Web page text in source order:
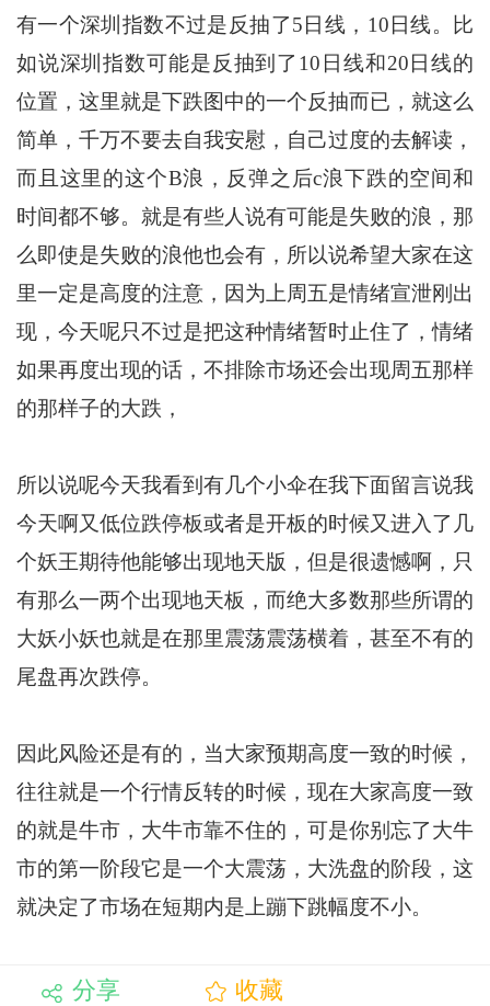
有一个深圳指数不过是反抽了5日线，10日线。比
如说深圳指数可能是反抽到了10日线和20日线的
位置，这里就是下跌图中的一个反抽而已，就这么
简单，千万不要去自我安慰，自己过度的去解读，
而且这里的这个B浪，反弹之后c浪下跌的空间和
时间都不够。就是有些人说有可能是失败的浪，那
么即使是失败的浪他也会有，所以说希望大家在这
里一定是高度的注意，因为上周五是情绪宣泄刚出
现，今天呢只不过是把这种情绪暂时止住了，情绪
如果再度出现的话，不排除市场还会出现周五那样
的那样子的大跌，
所以说呢今天我看到有几个小伞在我下面留言说我
今天啊又低位跌停板或者是开板的时候又进入了几
个妖王期待他能够出现地天版，但是很遗憾啊，只
有那么一两个出现地天板，而绝大多数那些所谓的
大妖小妖也就是在那里震荡震荡横着，甚至不有的
尾盘再次跌停。
因此风险还是有的，当大家预期高度一致的时候，
往往就是一个行情反转的时候，现在大家高度一致
的就是牛市，大牛市靠不住的，可是你别忘了大牛
市的第一阶段它是一个大震荡，大洗盘的阶段，这
就决定了市场在短期内是上蹦下跳幅度不小。
分享 收藏